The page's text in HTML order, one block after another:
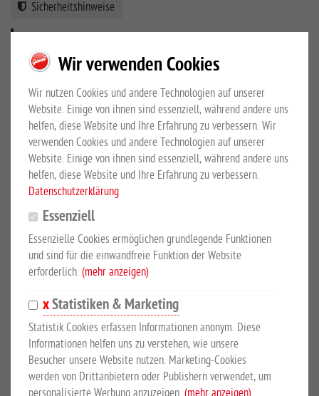
Sicherheitshinweise
PRODUKTBESCHREIBUNG
mit Holzkufen
Growi® Wassertank für grosse Volumen, komplett feuerverzinkt,
von oben zu füllen, Deckel mit Gummidichtung und festem
Verschlussgriff. Auslauföffnung mit Flansch, Lieferung inkl.
Holzkufen. Durchmesser 1100 mm, Länge 3305 mm.
Growi® Wasserfässer werden speziell für die Sommerweide
feuerverzinkt, dadurch sind sie besonders robust, stabil und
langlebig. In den verzinkten Wasserfässern bleibt das Wasser
auch bei starker Sonneneinstrahlung relativ kühl, sodass Ihre
Tiere zum Trinken angeregt werden. Die Wasserfässer werden
auf Holzkufen geliefert, sodass Sie diese auf jeden Untergrund
aufstellen können.
Wir verwenden Cookies
Wir nutzen Cookies und andere Technologien auf unserer
Website. Einige von ihnen sind essenziell, während andere uns
helfen, diese Website und Ihre Erfahrung zu verbessern. Wir
verwenden Cookies und andere Technologien auf unserer
Website. Einige von ihnen sind essenziell, während andere uns
helfen, diese Website und Ihre Erfahrung zu verbessern.
Datenschutzerklärung
Essenziell
Essenzielle Cookies ermöglichen grundlegende Funktionen
und sind für die einwandfreie Funktion der Website
erforderlich. (mehr anzeigen)
Statistiken & Marketing
Statistik Cookies erfassen Informationen anonym. Diese
Informationen helfen uns zu verstehen, wie unsere
Besucher unsere Website nutzen. Marketing-Cookies
werden von Drittanbietern oder Publishern verwendet, um
personalisierte Werbung anzuzeigen. (mehr anzeigen)